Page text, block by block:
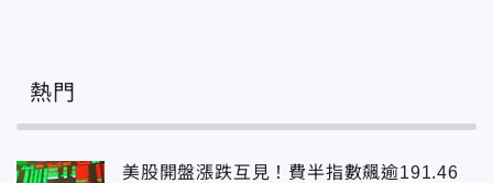
熱門
美股開盤漲跌互見！費半指數飆逾191.46